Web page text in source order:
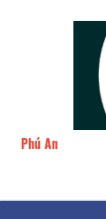
Phú An